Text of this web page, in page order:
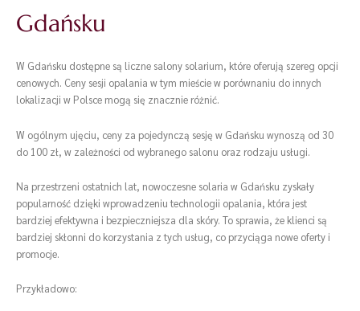
Gdańsku
W Gdańsku dostępne są liczne salony solarium, które oferują szereg opcji
cenowych. Ceny sesji opalania w tym mieście w porównaniu do innych
lokalizacji w Polsce mogą się znacznie różnić.
W ogólnym ujęciu, ceny za pojedynczą sesję w Gdańsku wynoszą od 30
do 100 zł, w zależności od wybranego salonu oraz rodzaju usługi.
Na przestrzeni ostatnich lat, nowoczesne solaria w Gdańsku zyskały
popularność dzięki wprowadzeniu technologii opalania, która jest
bardziej efektywna i bezpieczniejsza dla skóry. To sprawia, że klienci są
bardziej skłonni do korzystania z tych usług, co przyciąga nowe oferty i
promocje.
Przykładowo: